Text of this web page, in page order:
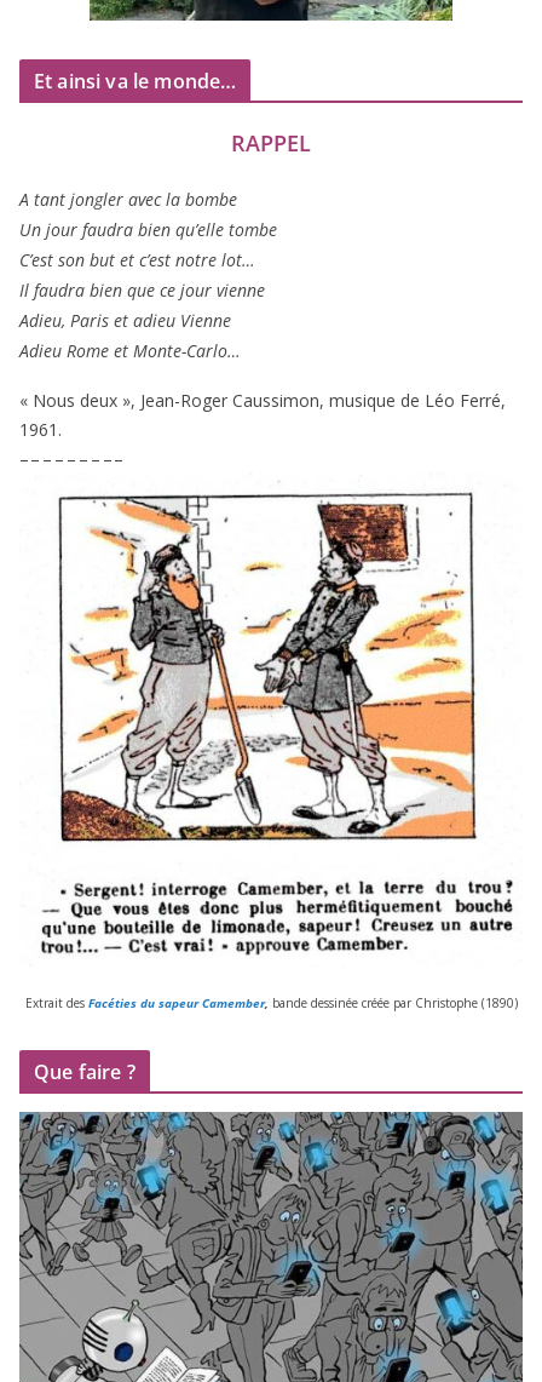
Et ainsi va le monde…
RAPPEL
A tant jon­gler avec la bombe
Un jour fau­dra bien qu’elle tombe
C’est son but et c’est notre lot…
Il fau­dra bien que ce jour vienne
Adieu, Paris et adieu Vienne
Adieu Rome et Monte-Carlo…
« Nous deux », Jean-Roger Caussimon, musique de Léo Ferré,
1961 .
– – – – – – – – –
Extrait desFacéties du sapeur Camember, bande des­si­née créée par Christophe (1890)
Que faire ?